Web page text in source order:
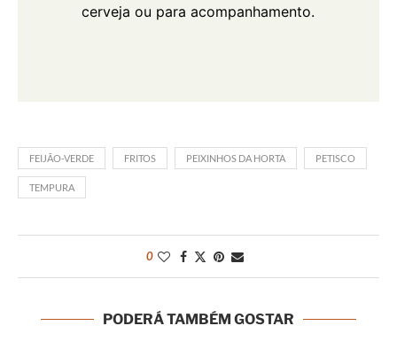
cerveja ou para acompanhamento.
FEIJÃO-VERDE FRITOS PEIXINHOS DA HORTA PETISCO
TEMPURA
0
PODERÁ TAMBÉM GOSTAR